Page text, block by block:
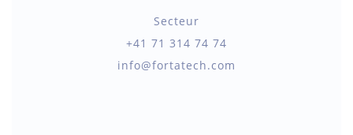
Secteur
+41 71 314 74 74
info@fortatech.com